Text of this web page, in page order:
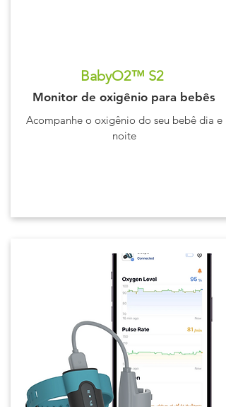
BabyO2™ S2
Monitor de oxigênio para bebês
Acompanhe o oxigênio do seu bebê dia e
noite